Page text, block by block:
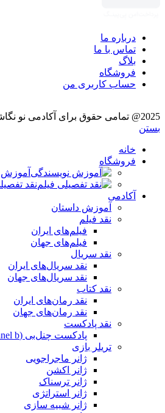
درباره ما
تماس با ما
بلاگ
فروشگاه
حساب کاربری من
2025@ تمامی حقوق برای آکادمی نو نگاشت، محفوظ می‌باشد.
بستن
خانه
فروشگاه
آموزش
نقد
آکادمی
آموزش داستان
نقد فیلم
فیلم‌های ایران
فیلم‌های جهان
نقد سریال
نقد سریال‌های ایران
نقد سریال‌های جهان
نقد کتاب
نقد رمان‌های ایران
نقد رمان‌های جهان
نقد پادکست
پادکست چنل‌بی (channel b)
تریلر بازی
ژانر ماجراجویی
ژانر اکشن
ژانر ترسناک
ژانر استراتژی
ژانر شبیه سازی